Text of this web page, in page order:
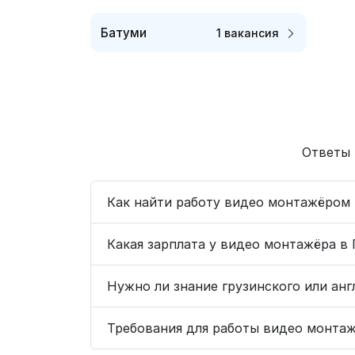
Батуми 1 вакансия
Ответы
Как найти работу видео монтажёром
Какая зарплата у видео монтажёра в
Нужно ли знание грузинского или
Требования для работы видео